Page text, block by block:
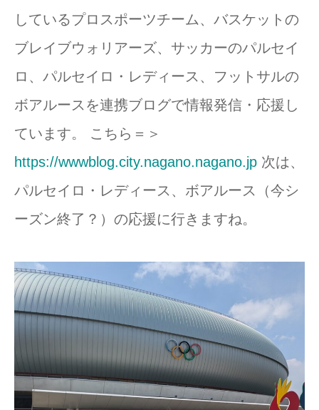
しているプロスポーツチーム、バスケットの
ブレイブウォリアーズ、サッカーのパルセイ
ロ、パルセイロ・レディース、フットサルの
ボアルースを連携ブログで情報発信・応援し
ています。 こちら＝＞
https://wwwblog.city.nagano.nagano.jp 次は、
パルセイロ・レディース、ボアルース（今シ
ーズン終了？）の応援に行きますね。